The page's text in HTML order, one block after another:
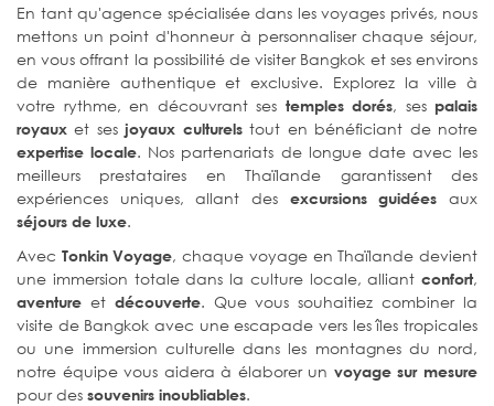
En tant qu'agence spécialisée dans les voyages privés, nous
mettons un point d'honneur à personnaliser chaque séjour,
en vous offrant la possibilité de visiter Bangkok et ses environs
de manière authentique et exclusive. Explorez la ville à
votre rythme, en découvrant ses temples dorés, ses palais
royaux et sesjoyaux culturelstout en bénéficiant de notre
expertise locale. Nos partenariats de longue date avec les
meilleurs prestataires en Thaïlande garantissent des
expériences uniques, allant des excursions guidées aux
séjours de luxe.
Avec Tonkin Voyage, chaque voyage en Thaïlande devient
une immersion totale dans la culture locale, alliant confort,
aventure et découverte. Que vous souhaitiez combiner la
visite de Bangkok avec une escapade vers les îles tropicales
ou une immersion culturelle dans les montagnes du nord,
notre équipe vous aidera à élaborer un voyage sur mesure
pour des souvenirs inoubliables.